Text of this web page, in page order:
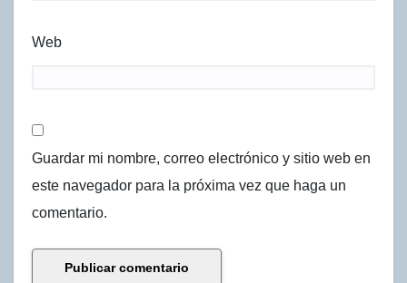
Web
Guardar mi nombre, correo electrónico y sitio web en
este navegador para la próxima vez que haga un
comentario.